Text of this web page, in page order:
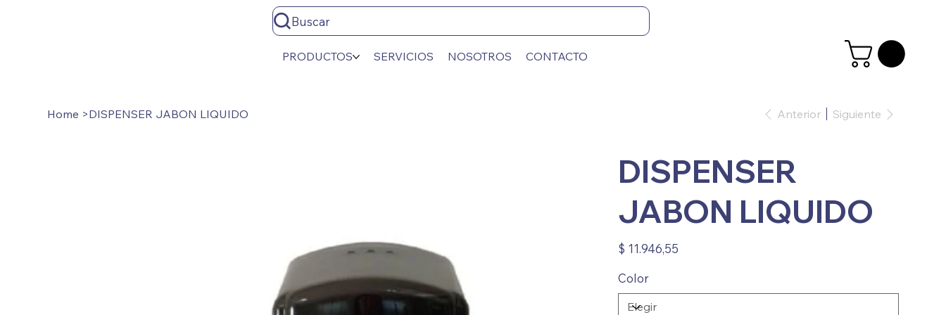
Buscar
PRODUCTOS SERVICIOS NOSOTROS CONTACTO
Home >DISPENSER JABON LIQUIDO Anterior Siguiente
DISPENSER
JABON LIQUIDO
Precio
$ 11.946,55
Color